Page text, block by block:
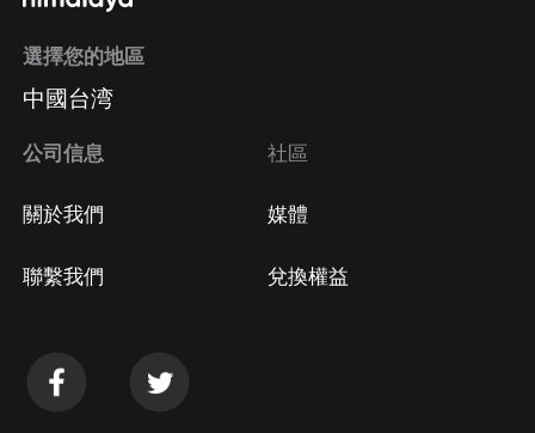
選擇您的地區
中國台湾
公司信息
關於我們
聯繫我們
社區
媒體
兌換權益